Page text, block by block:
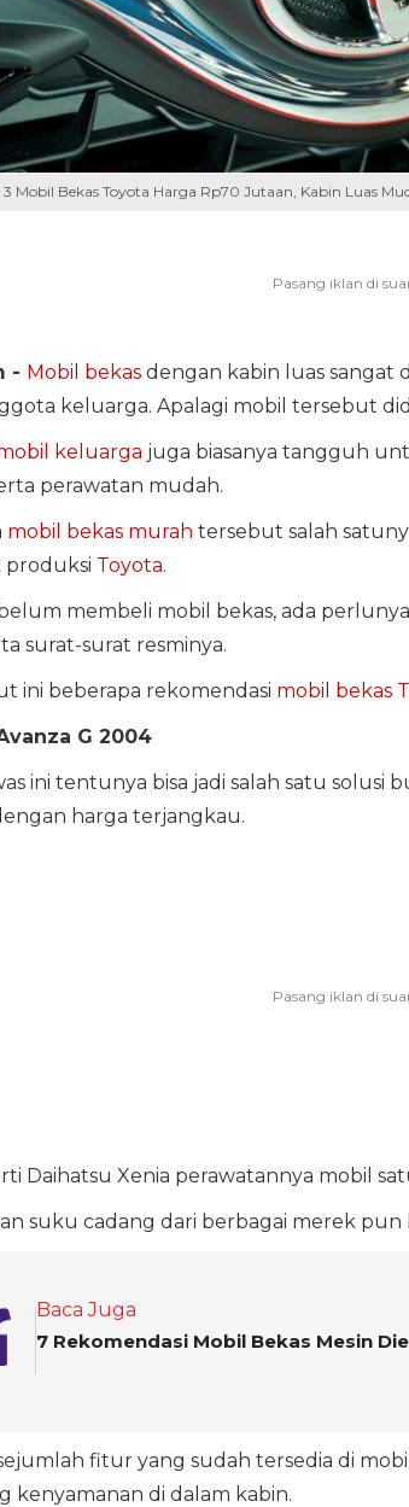
3 Mobil Bekas Toyota Harga Rp70 Jutaan, Kabin Luas
- Mobil bekasdengan kabin luas sangat
keluarga. Apalagi mobil tersebut
keluarga juga biasanya tangguh
perawatan mudah.
mobil bekas murah tersebut salah
produksi Toyota.
membeli mobil bekas, ada
surat-surat resminya.
ini beberapa rekomendasi mobil bekas
G 2004
ini tentunya bisa jadi salah satu solusi
harga terjangkau.
Daihatsu Xenia perawatannya mobil
suku cadang dari berbagai merek
Baca Juga
7 Rekomendasi Mobil Bekas Mesin
fitur yang sudah tersedia di
kenyamanan di dalam kabin.